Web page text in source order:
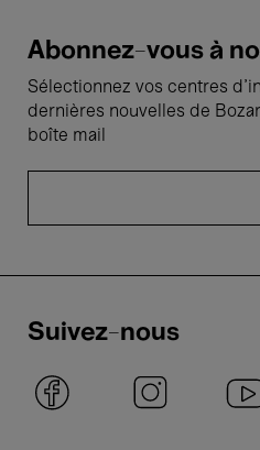
Abonnez-vous à
Sélectionnez vos centres
dernières nouvelles de
boîte mail
Suivez-nous